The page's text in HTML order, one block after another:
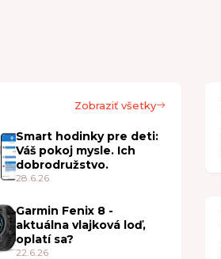
Zobraziť všetky
Smart hodinky pre deti:
Váš pokoj mysle. Ich
dobrodružstvo.
28.6.26
Garmin Fenix 8 -
aktuálna vlajková loď,
oplatí sa?
22.6.26